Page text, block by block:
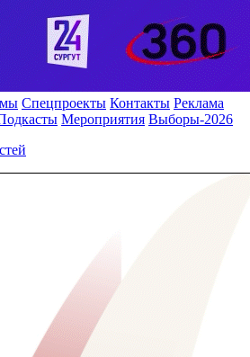
Спецпроекты Контакты Реклама
Мероприятия Выборы-2026